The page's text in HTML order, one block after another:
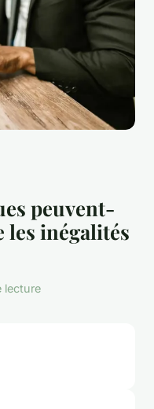
peuvent-
les inégalités
lecture